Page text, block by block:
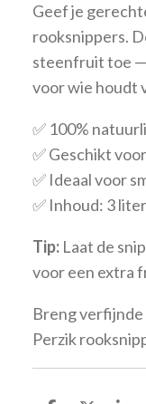
Geef je
rooksnippers.
steenfruit toe —
voor wie houdt
✅ 100%
✅ Geschikt
✅ Ideaal voor
✅ Inhoud: 3
Tip: Laat de
voor een extra
Breng verfijnde
Perzik